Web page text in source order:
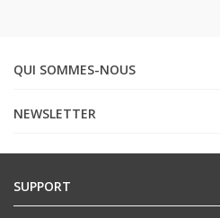
QUI SOMMES-NOUS
NEWSLETTER
SUPPORT